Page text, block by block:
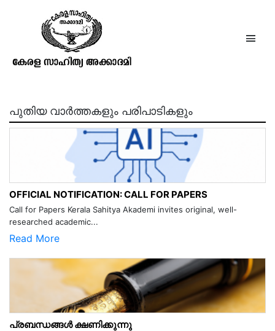
ഡോ. കെ. ഭാസ്‌കരൻനായർ
പുതിയ വാർത്തകളും പരിപാടികളും
OFFICIAL NOTIFICATION: CALL FOR PAPERS
Call for Papers Kerala Sahitya Akademi invites original, well-
researched academic...
Read More
പ്രബന്ധങ്ങൾ ക്ഷണിക്കുന്നു